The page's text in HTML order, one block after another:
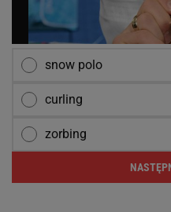
snow polo
curling
zorbing